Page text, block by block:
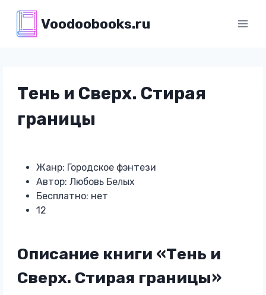
содержимому
Voodoobooks.ru
Тень и Сверх. Стирая
границы
Жанр: Городское фэнтези
Автор: Любовь Белых
Бесплатно: нет
12
Описание книги «Тень и
Сверх. Стирая границы»